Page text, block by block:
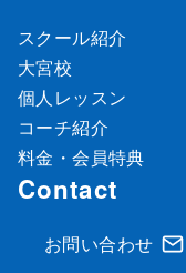
スクール紹介
大宮校
個人レッスン
コーチ紹介
料金・会員特典
Contact
お問い合わせ